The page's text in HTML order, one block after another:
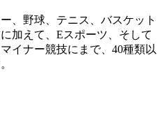
、野球、テニス、バスケット
加えて、Eスポーツ、そして
イナー競技にまで、40種類以